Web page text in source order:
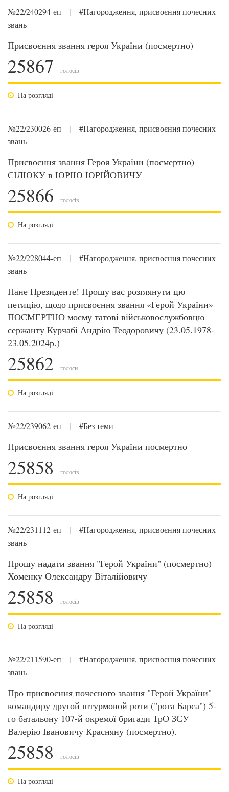
№22/240294-еп |
#Нагородження, присвоєння почесних
звань
Присвоєння звання героя України (посмертно)
25867 голосів
На розгляді
№22/230026-еп |
#Нагородження, присвоєння почесних
звань
Присвоєння звання Героя України (посмертно)
СІЛЮКУ в ЮРІЮ ЮРІЙОВИЧУ
25866 голосів
На розгляді
№22/228044-еп |
#Нагородження, присвоєння почесних
звань
Пане Президенте! Прошу вас розглянути цю
петицію, щодо присвоєння звання «Герой України»
ПОСМЕРТНО моєму татові військовослужбовцю
сержанту Курчабі Андрію Теодоровичу (23.05.1978-
23.05.2024р.)
25862 голоси
На розгляді
№22/239062-еп | #Без теми
Присвоєння звання героя України посмертно
25858 голосів
На розгляді
№22/231112-еп |
#Нагородження, присвоєння почесних
звань
Прошу надати звання "Герой України" (посмертно)
Хоменку Олександру Віталійовичу
25858 голосів
На розгляді
№22/211590-еп |
#Нагородження, присвоєння почесних
звань
Про присвоєння почесного звання "Герой України"
командиру другой штурмовой роти ("рота Барса") 5-
го батальону 107-й окремої бригади ТрО ЗСУ
Валерію Івановичу Красняну (посмертно).
25858 голосів
На розгляді